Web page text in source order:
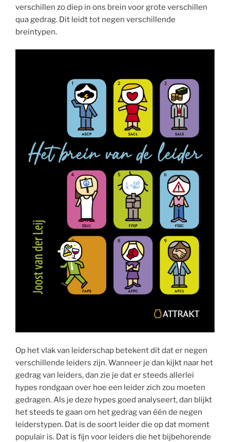
verschillen zo diep in ons brein voor grote verschillen
qua gedrag. Dit leidt tot negen verschillende
breintypen.
Op het vlak van leiderschap betekent dit dat er negen
verschillende leiders zijn. Wanneer je dan kijkt naar het
gedrag van leiders, dan zie je dat er steeds allerlei
hypes rondgaan over hoe een leider zich zou moeten
gedragen. Als je deze hypes goed analyseert, dan blijkt
het steeds te gaan om het gedrag van één de negen
leiderstypen. Dat is de soort leider die op dat moment
populair is. Dat is fijn voor leiders die het bijbehorende